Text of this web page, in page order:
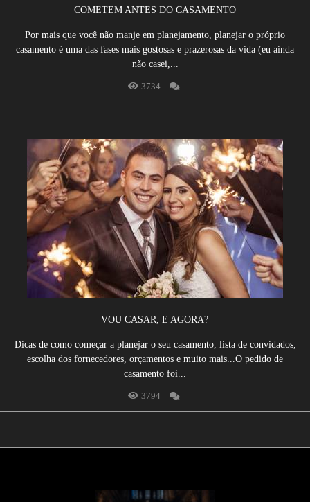
COMETEM ANTES DO CASAMENTO
3734
Por mais que você não manje em planejamento, planejar o próprio
casamento é uma das fases mais gostosas e prazerosas da vida (eu ainda
não casei,...
VOU CASAR, E AGORA?
3794
Dicas de como começar a planejar o seu casamento, lista de convidados,
escolha dos fornecedores, orçamentos e muito mais...O pedido de
casamento foi...